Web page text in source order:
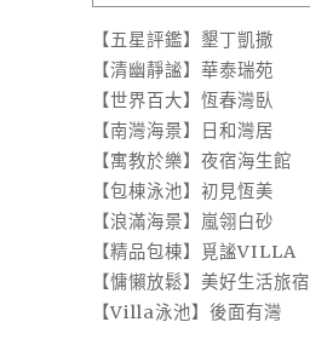
【五星評鑑】墾丁凱撒
【清幽靜謐】華泰瑞苑
【世界百大】恆春灣臥
【南灣海景】日和灣居
【寓教於樂】夜宿海生館
【包棟泳池】初見恆美
【浪滿海景】嵐翎白砂
【精品包棟】覓謐VILLA
【慵懶放鬆】美好生活旅宿
【Villa泳池】後面有灣